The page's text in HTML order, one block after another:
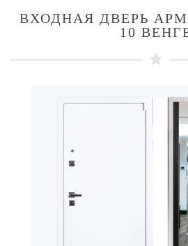
ВХОДНАЯ ДВЕРЬ
10